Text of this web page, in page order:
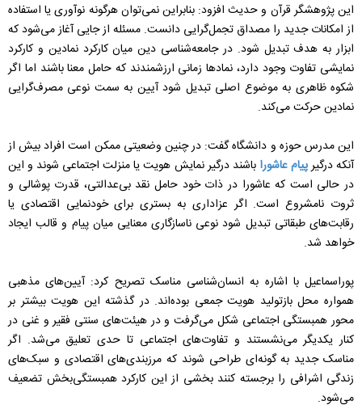
این پژوهشگر قرآن و حدیث افزود: بنابراین نمی‌توان هرگونه نوآوری یا استفاده
از امکانات جدید را مصداق تجمل‌گرایی دانست. مسئله از جایی آغاز می‌شود که
ابزار به هدف تبدیل شود. در جامعه‌شناسی دین میان کارکرد نمادین و کارکرد
نمایشی تفاوت وجود دارد، نمادها زمانی ارزشمندند که حامل معنا باشند اما اگر
شکوه ظاهری به موضوع اصلی تبدیل شود آیین به سمت نوعی مصرف‌گرایی
نمادین حرکت می‌کند.
این مدرس حوزه و دانشگاه گفت: در چنین وضعیتی ممکن است افراد بیش از
آنکه درگیرپیام عاشورا باشند درگیر نمایش هویت یا منزلت اجتماعی شوند و این
در حالی است که عاشورا در ذات خود حامل نقد بی‌عدالتی، قدرت پوشالی و
ثروت نامشروع است. اگر عزاداری به بستری برای خودنمایی اقتصادی یا
رقابت‌های طبقاتی تبدیل شود نوعی ناسازگاری معنایی میان پیام و قالب ایجاد
خواهد شد.
پوراسماعیل با اشاره به انسان‌شناسی مناسک تصریح کرد: آیین‌های مذهبی
همواره محل بازتولید هویت جمعی بوده‌اند. در گذشته این هویت بیشتر بر
محور همبستگی اجتماعی شکل می‌گرفت و در هیئت‌های سنتی فقیر و غنی در
کنار یکدیگر می‌نشستند و تفاوت‌های اجتماعی تا حدی تعلیق می‌شد. اگر
مناسک جدید به گونه‌ای طراحی شوند که مرزبندی‌های اقتصادی و سبک‌های
زندگی اشرافی را برجسته کنند بخشی از این کارکرد همبستگی‌بخش تضعیف
می‌شود.